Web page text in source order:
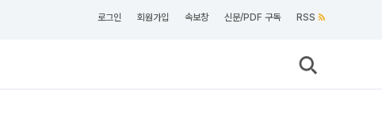
로그인 회원가입 속보창 신문/PDF 구독 RSS